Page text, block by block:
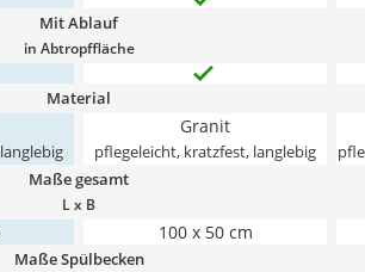
Mit Ablauf
in Abtropffläche
Material
Granit
pflegeleicht, kratzfest, langlebig
Maße gesamt
L x B
100 x 50 cm
Maße Spülbecken